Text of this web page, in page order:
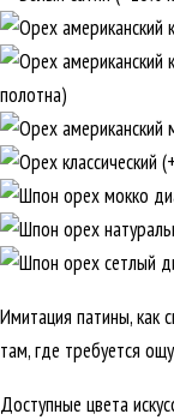
Имитация патины, как
там, где требуется
Доступные цвета